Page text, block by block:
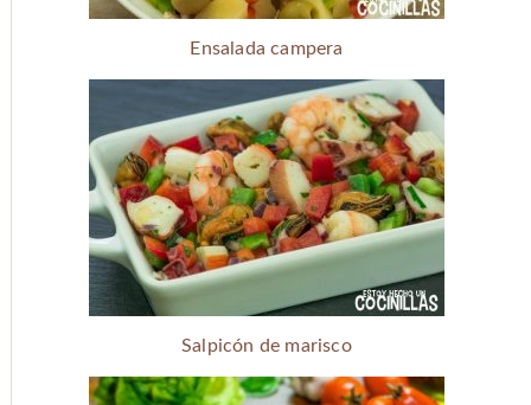
Ensalada campera
Salpicón de marisco